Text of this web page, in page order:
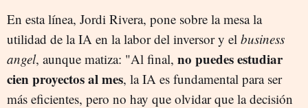
En esta línea, Jordi Rivera, pone sobre la mesa la
utilidad de la IA en la labor del inversor y el business
angel, aunque matiza: "Al final, no puedes estudiar
cien proyectos al mes, la IA es fundamental para ser
más eficientes, pero no hay que olvidar que la decisión